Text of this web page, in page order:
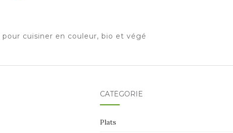
cuisiner en couleur, bio et végé
CATÉGORIE
Plats